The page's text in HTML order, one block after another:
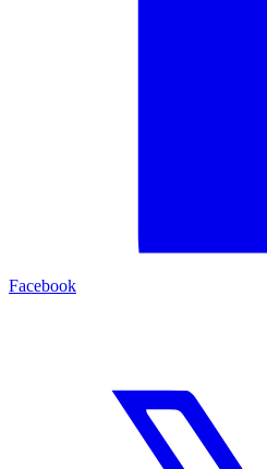
Facebook